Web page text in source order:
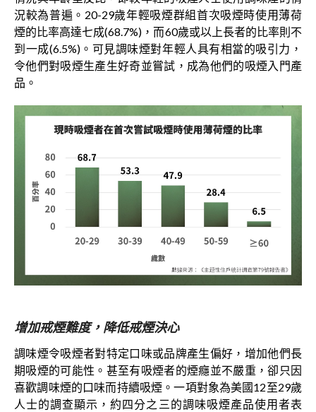
況較為普遍。20-29歲年輕吸煙群組首次吸煙時使用薄荷
煙的比率高達七成(68.7%)，而60歲或以上長者的比率則不
到一成(6.5%)。可見調味煙對年輕人具有相當的吸引力，
令他們對吸煙生產生好奇並嘗試，成為他們的吸煙入門產
品。
增加戒煙難度，降低戒煙決心
調味煙令吸煙者對特定口味或品牌產生偏好，增加他們長
期吸煙的可能性。甚至有吸煙者的煙癮並不嚴重，卻只因
喜歡調味煙的口味而持續吸煙。一項對象為美國12至29歲
人士的調查顯示，約四分之三的調味吸煙產品使用者表